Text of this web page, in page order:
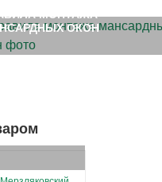
МОНТАЖА
ОКОН